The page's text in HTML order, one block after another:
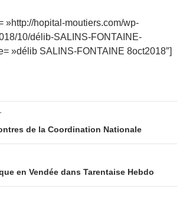
»http://hopital-moutiers.com/wp-
10/délib-SALINS-FONTAINE-
»délib SALINS-FONTAINE 8oct2018″]
de la Coordination Nationale
en Vendée dans Tarentaise Hebdo